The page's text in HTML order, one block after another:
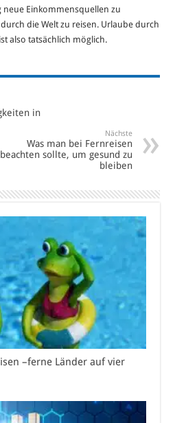
Einkommensquellen zu
die Welt zu reisen. Urlaube durch
also tatsächlich möglich.
in
Nächste
Was man bei Fernreisen
beachten sollte, um gesund zu
bleiben
–ferne Länder auf vier